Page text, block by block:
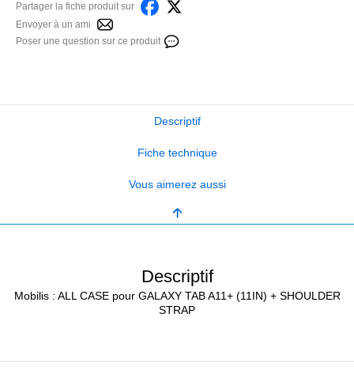
Partager la fiche produit sur
Envoyer à un ami
Poser une question sur ce produit
Descriptif
Fiche technique
Vous aimerez aussi
Descriptif
Mobilis : ALL CASE pour GALAXY TAB A11+ (11IN) + SHOULDER
STRAP